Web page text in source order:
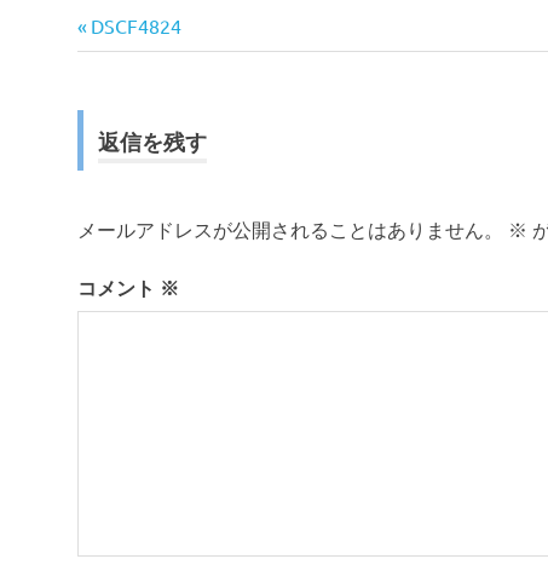
投
ナ
ゲ
ー
前
の
DSCF4824
返信を残す
メールアドレスが公開されることはありません。 ※
コメント ※